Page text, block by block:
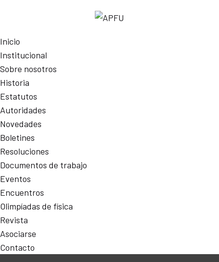
Inicio
Institucional
Sobre nosotros
Historia
Estatutos
Autoridades
Novedades
Boletines
Resoluciones
Documentos de trabajo
Eventos
Encuentros
Olimpíadas de física
Revista
Asociarse
Contacto